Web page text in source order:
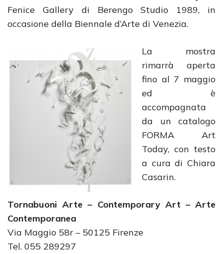
Fenice Gallery di Berengo Studio 1989, in
occasione della Biennale d’Arte di Venezia.
La mostra
rimarrà aperta
fino al 7 maggio
ed è
accompagnata
da un catalogo
FORMA Art
Today, con testo
a cura di Chiara
Casarin.
Tornabuoni Arte – Contemporary Art – Arte
Contemporanea
Via Maggio 58r – 50125 Firenze
Tel. 055 289297